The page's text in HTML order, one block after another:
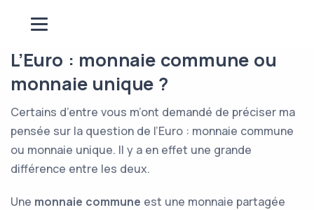
L’Euro : monnaie commune ou
monnaie unique ?
Certains d’entre vous m’ont demandé de préciser ma
pensée sur la question de l’Euro : monnaie commune
ou monnaie unique. Il y a en effet une grande
différence entre les deux.
Une monnaie commune est une monnaie partagée